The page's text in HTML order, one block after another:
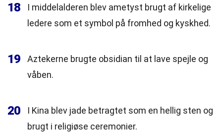
18
I middelalderen blev ametyst brugt af kirkelige
ledere som et symbol på fromhed og kyskhed.
19
Aztekerne brugte obsidian til at lave spejle og
våben.
20
I Kina blev jade betragtet som en hellig sten og
brugt i religiøse ceremonier.